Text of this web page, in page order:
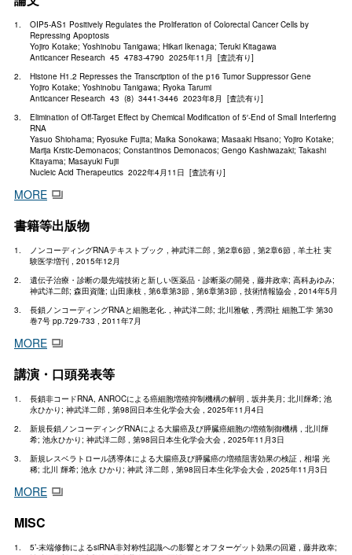
OIP5-AS1 Positively Regulates the Proliferation of Colorectal Cancer Cells by
Repressing Apoptosis
Yojiro Kotake; Yoshinobu Tanigawa; Hikari Ikenaga; Teruki Kitagawa
Anticancer Research 45 4783-4790 2025年11月 [査読有り]
Histone H1.2 Represses the Transcription of the p16 Tumor Suppressor Gene
Yojiro Kotake; Yoshinobu Tanigawa; Ryoka Tarumi
Anticancer Research 43 (8) 3441-3446 2023年8月 [査読有り]
Elimination of Off-Target Effect by Chemical Modification of 5′-End of Small Interfering
RNA
Yasuo Shiohama; Ryosuke Fujita; Maika Sonokawa; Masaaki Hisano; Yojiro Kotake;
Marija Krstic-Demonacos; Constantinos Demonacos; Gengo Kashiwazaki; Takashi
Kitayama; Masayuki Fujii
Nucleic Acid Therapeutics 2022年4月11日 [査読有り]
MORE
書籍等出版物
ノンコーディングRNAテキストブック , 神武洋二郎 , 第2章6節 , 第2章6節 , 羊土社 実
験医学増刊 , 2015年12月
遺伝子治療・診断の最先端技術と新しい医薬品・診断薬の開発 , 藤井政幸; 高科あゆみ;
神武洋二郎; 森田資隆; 山田康枝 , 第6章第3節 , 第6章第3節 , 技術情報協会 , 2014年5月
長鎖ノンコーディングRNAと細胞老化. , 神武洋二郎; 北川雅敏 , 秀潤社 細胞工学 第30
巻7号 pp.729-733 , 2011年7月
MORE
講演・口頭発表等
長鎖非コードRNA, ANROCによる癌細胞増殖抑制機構の解明 , 坂井美月; 北川輝希; 池
永ひかり; 神武洋二郎 , 第98回日本生化学会大会 , 2025年11月4日
新規長鎖ノンコーディングRNAによる大腸癌及び膵臓癌細胞の増殖制御機構 , 北川輝
希; 池永ひかり; 神武洋二郎 , 第98回日本生化学会大会 , 2025年11月3日
新規レスベラトロール誘導体による大腸癌及び膵臓癌の増殖阻害効果の検証 , 相場 光
稀; 北川 輝希; 池永 ひかり; 神武 洋二郎 , 第98回日本生化学会大会 , 2025年11月3日
MORE
MISC
5’-末端修飾によるsiRNA非対称性認識への影響とオフターゲット効果の回避 , 藤井政幸;